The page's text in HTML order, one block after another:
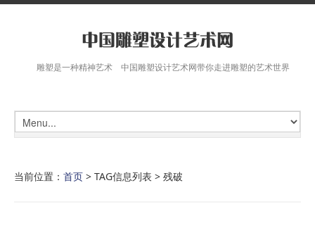
雕塑是一种精神艺术 中国雕塑设计艺术网带你走进雕塑的艺术世界
当前位置： 首页 > TAG信息列表 > 残破